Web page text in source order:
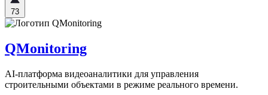
73
QMonitoring
AI-платформа видеоаналитики для управления
строительными объектами в режиме реального времени.